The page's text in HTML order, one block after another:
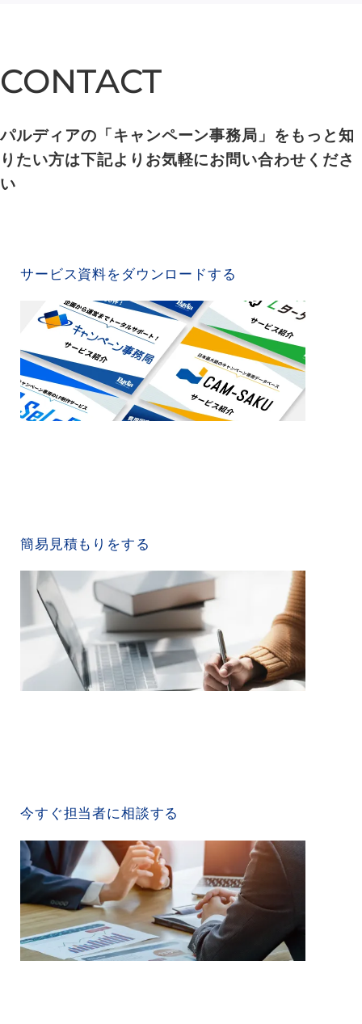
CONTACT
CONTACT
パルディアの「キャンペーン事務局」をもっと知
りたい方は下記よりお気軽にお問い合わせくださ
い
サービス資料をダウンロードする
簡易見積もりをする
今すぐ担当者に相談する